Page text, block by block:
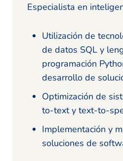
Especialista en
Utilización de
de datos SQL y
programación
desarrollo de
Optimización de
to-text y text-to-
Implementación y
soluciones de